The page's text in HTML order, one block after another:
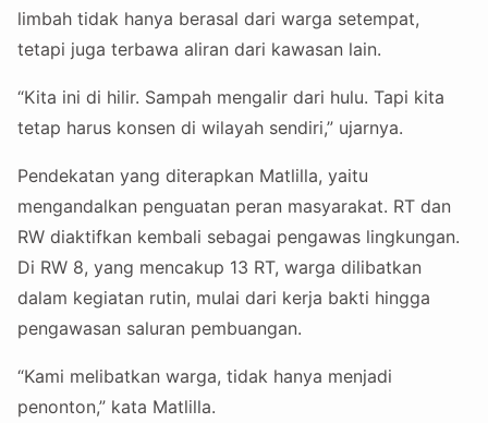
limbah tidak hanya berasal dari warga setempat,
tetapi juga terbawa aliran dari kawasan lain.
“Kita ini di hilir. Sampah mengalir dari hulu. Tapi kita
tetap harus konsen di wilayah sendiri,” ujarnya.
Pendekatan yang diterapkan Matlilla, yaitu
mengandalkan penguatan peran masyarakat. RT dan
RW diaktifkan kembali sebagai pengawas lingkungan.
Di RW 8, yang mencakup 13 RT, warga dilibatkan
dalam kegiatan rutin, mulai dari kerja bakti hingga
pengawasan saluran pembuangan.
“Kami melibatkan warga, tidak hanya menjadi
penonton,” kata Matlilla.